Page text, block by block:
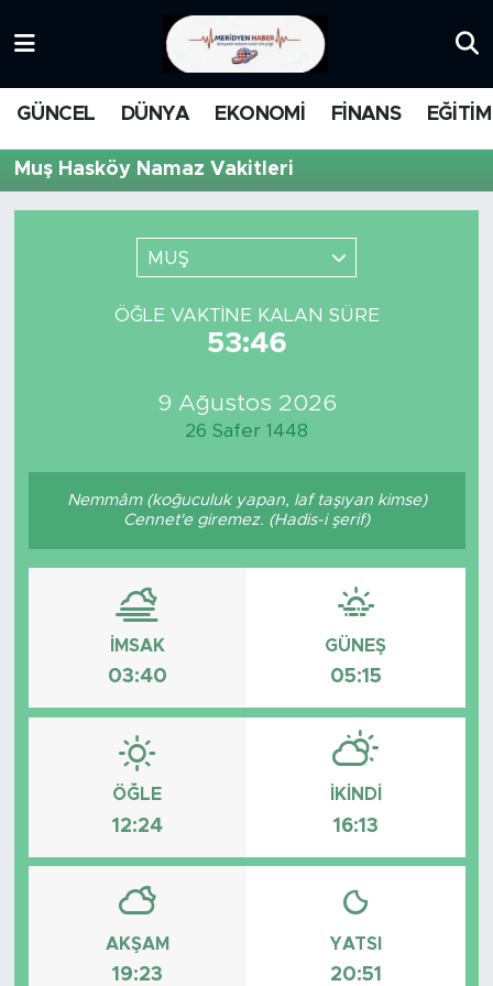
GÜNCEL DÜNYA EKONOMİ FİNANS EĞİTİM
Muş Hasköy Namaz Vakitleri
MUŞ
ÖĞLE VAKTINE KALAN SÜRE
53:46
9 Ağustos 2026
26 Safer 1448
Nemmâm (koğuculuk yapan, laf taşıyan kimse)
Cennet'e giremez. (Hadis-i şerif)
İMSAK
03:40
GÜNEŞ
05:15
ÖĞLE
12:24
İKINDI
16:13
AKŞAM
19:23
YATSI
20:51
MANŞET
FİNANS
KARİKATÜR
BİLİM-TEKNOLOJİ
RÖPÖRTAJ
ANALİZ
KULİS
DİNİ
EKONOMİ
İstanbul Namaz Vakitleri
Trafik Durumu
Süper Lig Puan Durumu ve Fikstür
Son Dakika Haberleri
Haber Arşivi